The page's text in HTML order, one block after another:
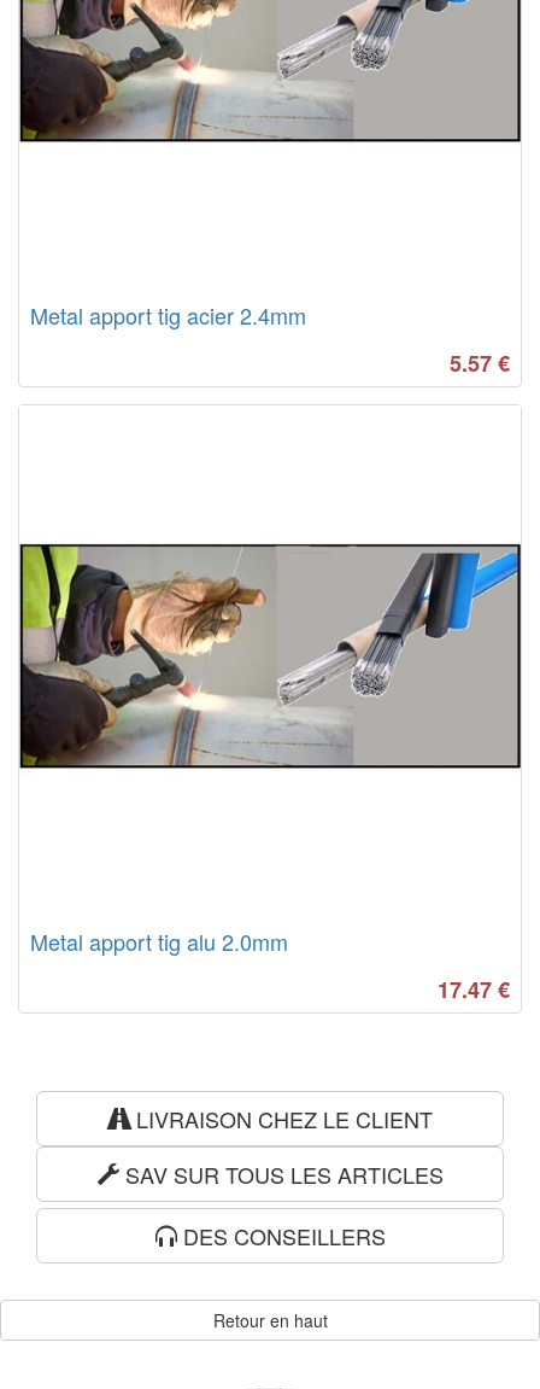
Metal apport tig acier 2.4mm
5.57€
Metal apport tig alu 2.0mm
17.47€
LIVRAISON CHEZ LE CLIENT
SAV SUR TOUS LES ARTICLES
DES CONSEILLERS
Retour en haut